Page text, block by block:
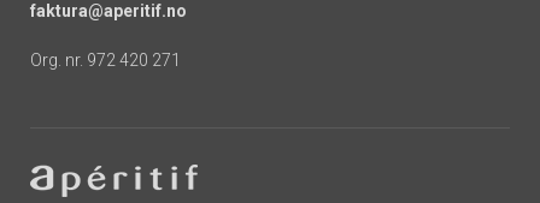
faktura@aperitif.no
Org. nr. 972 420 271